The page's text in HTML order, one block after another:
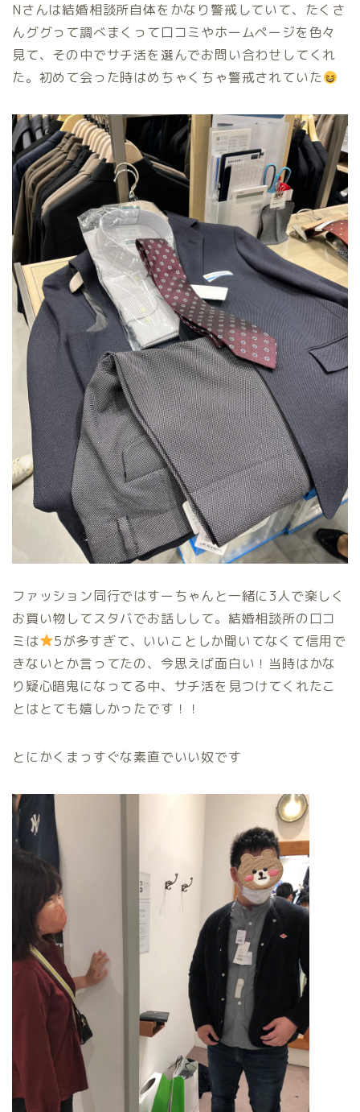
Nさんは結婚相談所自体をかなり警戒していて、たくさ
んググって調べまくって口コミやホームページを色々
見て、その中でサチ活を選んでお問い合わせしてくれ
た。初めて会った時はめちゃくちゃ警戒されていた
ファッション同行ではすーちゃんと一緒に3人で楽しく
お買い物してスタバでお話しして。結婚相談所の口コ
ミは
5が多すぎて、いいことしか聞いてなくて信用で
きないとか言ってたの、今思えば面白い！当時はかな
り疑心暗鬼になってる中、サチ活を見つけてくれたこ
とはとても嬉しかったです！！
とにかくまっすぐな素直でいい奴です